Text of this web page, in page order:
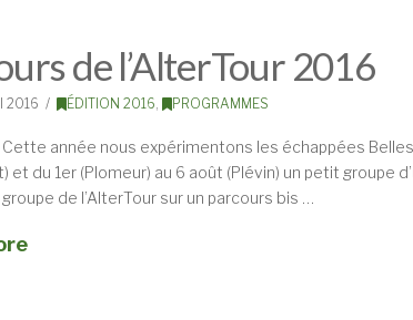
de l’AlterTour 2016
2016 ÉDITION 2016, PROGRAMMES
nous expérimentons les échappées Belles.
et du 1er (Plomeur) au 6 août (Plévin) un petit groupe
de l’AlterTour sur un parcours bis …